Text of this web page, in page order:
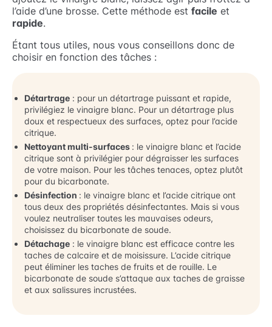
l’aide d’une brosse. Cette méthode est facile et
rapide.
Étant tous utiles, nous vous conseillons donc de
choisir en fonction des tâches :
Détartrage : pour un détartrage puissant et rapide,
privilégiez le vinaigre blanc. Pour un détartrage plus
doux et respectueux des surfaces, optez pour l’acide
citrique.
Nettoyant multi-surfaces : le vinaigre blanc et l’acide
citrique sont à privilégier pour dégraisser les surfaces
de votre maison. Pour les tâches tenaces, optez plutôt
pour du bicarbonate.
Désinfection : le vinaigre blanc et l’acide citrique ont
tous deux des propriétés désinfectantes. Mais si vous
voulez neutraliser toutes les mauvaises odeurs,
choisissez du bicarbonate de soude.
Détachage : le vinaigre blanc est efficace contre les
taches de calcaire et de moisissure. L’acide citrique
peut éliminer les taches de fruits et de rouille. Le
bicarbonate de soude s’attaque aux taches de graisse
et aux salissures incrustées.